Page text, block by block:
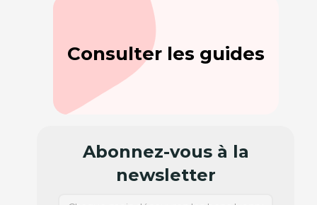
Consulter les guides
Abonnez-vous à la
newsletter